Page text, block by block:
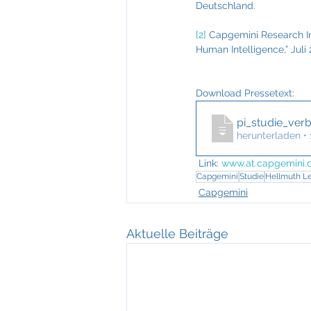
Deutschland.
[2] Capgemini Research
Human Intelligence,” Juli
Download Pressetext:
herunterladen •
Link:
Capgemini Studie Hellmuth
Capgemini
Aktuelle Beiträge